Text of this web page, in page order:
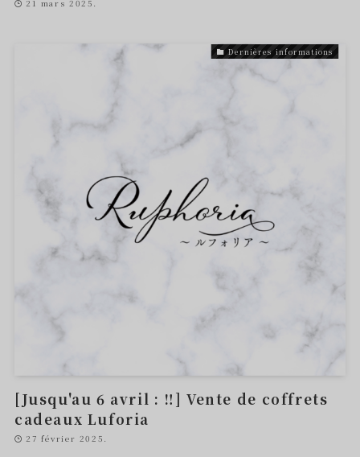
21 mars 2025.
Dernières informations
[Jusqu'au 6 avril : ‼︎] Vente de coffrets
cadeaux Luforia
27 février 2025.